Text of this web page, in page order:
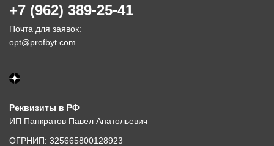
+7 (962) 389-25-41
Почта для заявок:
opt@profbyt.com
Реквизиты в РФ
ИП Панкратов Павел Анатольевич
ОГРНИП: 325665800128923